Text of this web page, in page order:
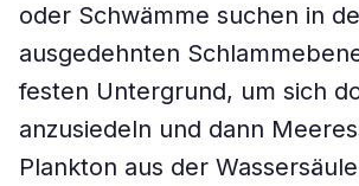
oder Schwämme suchen in
ausgedehnten
festen Untergrund, um sich
anzusiedeln und dann
Plankton aus der